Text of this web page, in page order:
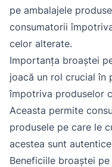
pe ambalajele
consumatorii
celor alterate.
Importanța broaștei
joacă un rol crucial în
împotriva produselor
Aceasta permite
produsele pe care le
acestea sunt
Beneficiile broaștei